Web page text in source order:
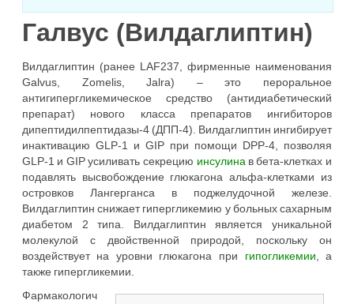
Галвус (Вилдаглиптин)
Вилдаглиптин (ранее LAF237, фирменные наименования
Galvus, Zomelis, Jalra) – это пероральное
антигипергликемическое средство (антидиабетический
препарат) нового класса препаратов ингибиторов
дипептидилпептидазы-4 (ДПП-4). Вилдаглиптин ингибирует
инактивацию GLP-1 и GIP при помощи DPP-4, позволяя
GLP-1 и GIP усиливать секрецию инсулинав бета-клетках и
подавлять высвобождение глюкагона альфа-клетками из
островков Лангерганса в поджелудочной железе.
Вилдаглиптин снижает гипергликемию у больных сахарным
диабетом 2 типа. Вилдаглиптин является уникальной
молекулой с двойственной природой, поскольку он
воздействует на уровни глюкагона при гипогликемии, а
также гипергликемии.
Фармакологич